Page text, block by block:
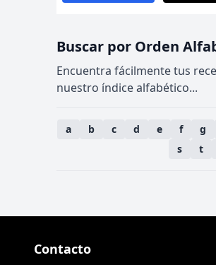
Buscar por Orden
Encuentra fácilmente tus
nuestro índice alfabético...
a b c d e f g
s
t
Contacto